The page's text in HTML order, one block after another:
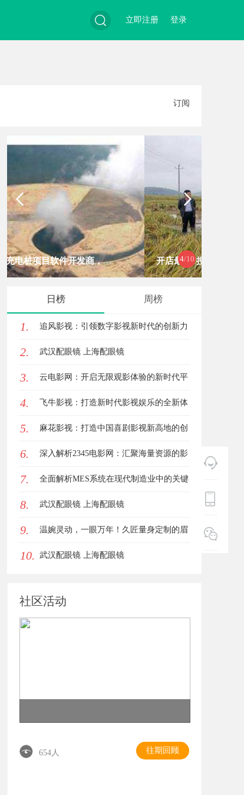
登录
立即注册
订阅
4/10
开店最怕“搜不到”为什么隔壁店铺没
日榜 周榜
1. 追风影视：引领数字影视新时代的创新力
量
2. 武汉配眼镜 上海配眼镜
3. 云电影网：开启无限观影体验的新时代平
台
4. 飞牛影视：打造新时代影视娱乐的全新体
验平台
5. 麻花影视：打造中国喜剧影视新高地的创
新典范
6. 深入解析2345电影网：汇聚海量资源的影
视娱乐平台
7. 全面解析MES系统在现代制造业中的关键
作用与应用前景
8. 武汉配眼镜 上海配眼镜
9. 温婉灵动，一眼万年！久匠量身定制的眉
眼唇，才是你整张脸的点睛之笔！淡颜系
10. 武汉配眼镜 上海配眼镜
社区活动
654人 往期回顾